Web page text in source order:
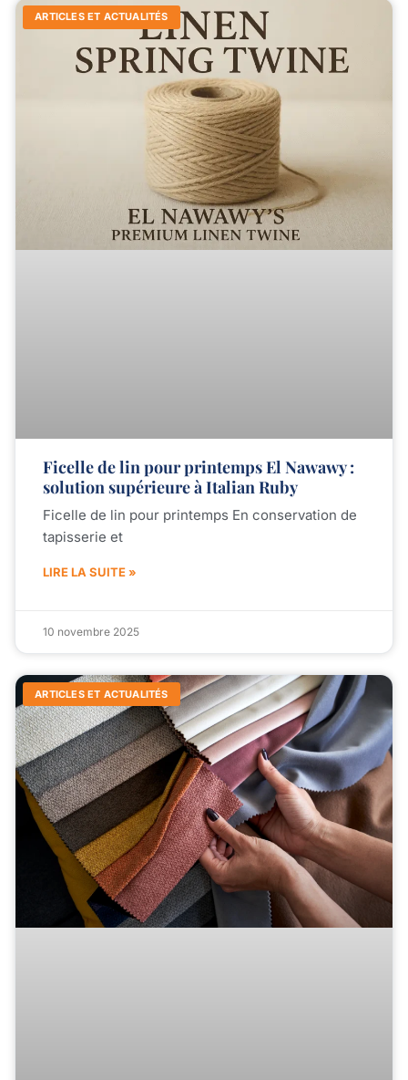
ARTICLES ET ACTUALITÉS
Ficelle de lin pour printemps El Nawawy :
solution supérieure à Italian Ruby
Ficelle de lin pour printemps En conservation de
tapisserie et
LIRE LA SUITE »
10 novembre 2025
ARTICLES ET ACTUALITÉS